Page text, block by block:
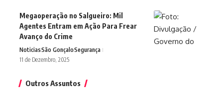
Megaoperação no Salgueiro: Mil
Agentes Entram em Ação Para Frear
Avanço do Crime
NoticiasSão GonçaloSegurança
11 de Dezembro, 2025
Outros Assuntos